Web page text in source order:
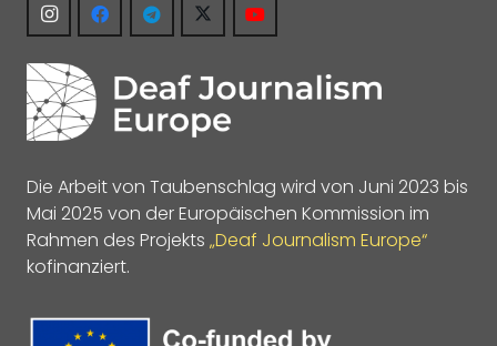
Die Arbeit von Taubenschlag wird von Juni 2023 bis
Mai 2025 von der Europäischen Kommission im
Rahmen des Projekts „Deaf Journalism Europe“
kofinanziert.